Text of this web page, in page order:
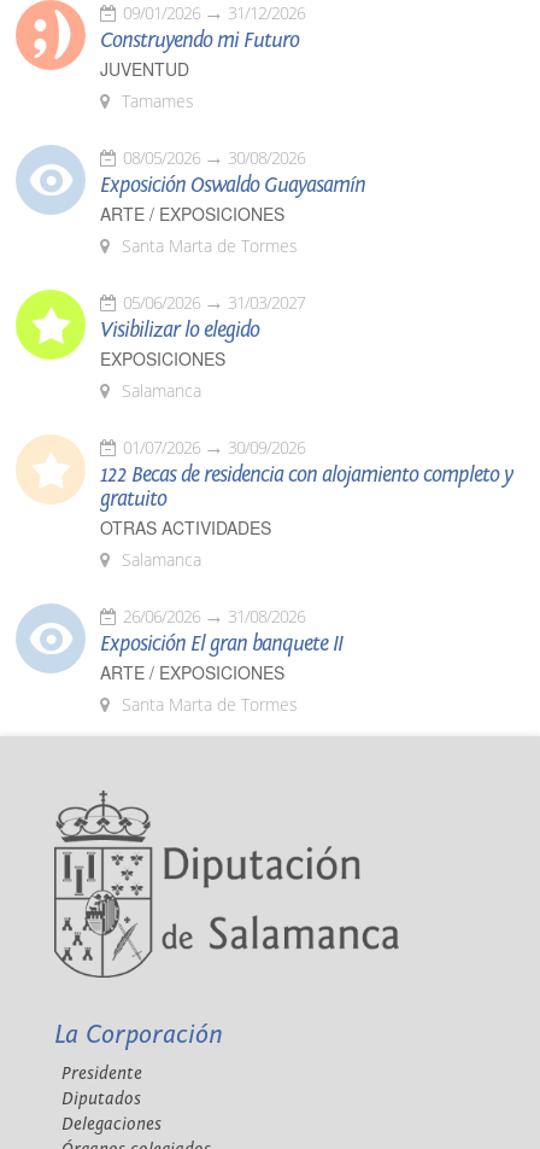
09/01/2026 31/12/2026
Construyendo mi Futuro
JUVENTUD
Tamames
08/05/2026 30/08/2026
Exposición Oswaldo Guayasamín
ARTE / EXPOSICIONES
Santa Marta de Tormes
05/06/2026 31/03/2027
Visibilizar lo elegido
EXPOSICIONES
Salamanca
01/07/2026 30/09/2026
122 Becas de residencia con alojamiento completo y
gratuito
OTRAS ACTIVIDADES
Salamanca
26/06/2026 31/08/2026
Exposición El gran banquete II
ARTE / EXPOSICIONES
Santa Marta de Tormes
La Corporación
Presidente
Diputados
Delegaciones